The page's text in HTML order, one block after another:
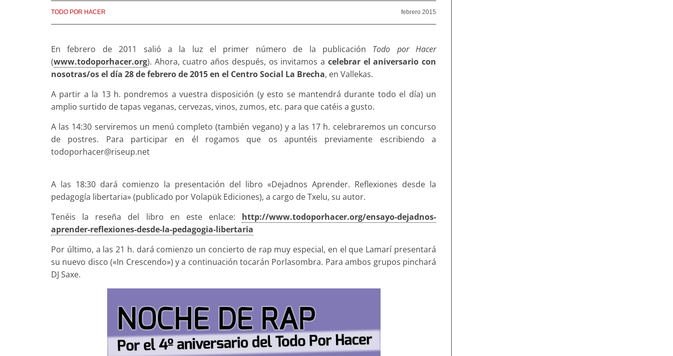
febrero 2015
TODO POR HACER
En febrero de 2011 salió a la luz el primer número de la publicación Todo por Hacer
(www.todoporhacer.org). Ahora, cuatro años después, os invitamos a celebrar el aniversario con
nosotras/os el día 28 de febrero de 2015 en el Centro Social La Brecha, en Vallekas.
A partir a la 13 h. pondremos a vuestra disposición (y esto se mantendrá durante todo el día) un
amplio surtido de tapas veganas, cervezas, vinos, zumos, etc. para que catéis a gusto.
A las 14:30 serviremos un menú completo (también vegano) y a las 17 h. celebraremos un concurso
de postres. Para participar en él rogamos que os apuntéis previamente escribiendo a
todoporhacer@riseup.net
A las 18:30 dará comienzo la presentación del libro «Dejadnos Aprender. Reflexiones desde la
pedagogía libertaria» (publicado por Volapük Ediciones), a cargo de Txelu, su autor.
Tenéis la reseña del libro en este enlace: http://www.todoporhacer.org/ensayo-dejadnos-
aprender-reflexiones-desde-la-pedagogia-libertaria
Por último, a las 21 h. dará comienzo un concierto de rap muy especial, en el que Lamarí presentará
su nuevo disco («In Crescendo») y a continuación tocarán Porlasombra. Para ambos grupos pinchará
DJ Saxe.